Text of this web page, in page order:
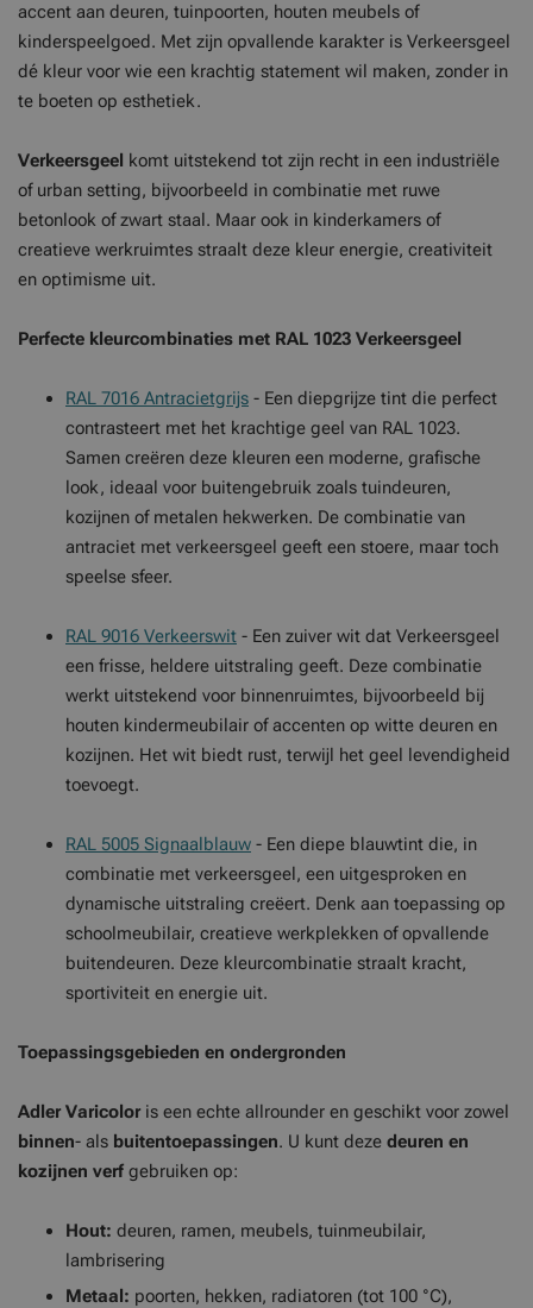
accent aan deuren, tuinpoorten, houten meubels of
kinderspeelgoed. Met zijn opvallende karakter is Verkeersgeel
dé kleur voor wie een krachtig statement wil maken, zonder in
te boeten op esthetiek.
Verkeersgeel komt uitstekend tot zijn recht in een industriële
of urban setting, bijvoorbeeld in combinatie met ruwe
betonlook of zwart staal. Maar ook in kinderkamers of
creatieve werkruimtes straalt deze kleur energie, creativiteit
en optimisme uit.
Perfecte kleurcombinaties met RAL 1023 Verkeersgeel
RAL 7016 Antracietgrijs - Een diepgrijze tint die perfect
contrasteert met het krachtige geel van RAL 1023.
Samen creëren deze kleuren een moderne, grafische
look, ideaal voor buitengebruik zoals tuindeuren,
kozijnen of metalen hekwerken. De combinatie van
antraciet met verkeersgeel geeft een stoere, maar toch
speelse sfeer.
RAL 9016 Verkeerswit - Een zuiver wit dat Verkeersgeel
een frisse, heldere uitstraling geeft. Deze combinatie
werkt uitstekend voor binnenruimtes, bijvoorbeeld bij
houten kindermeubilair of accenten op witte deuren en
kozijnen. Het wit biedt rust, terwijl het geel levendigheid
toevoegt.
RAL 5005 Signaalblauw - Een diepe blauwtint die, in
combinatie met verkeersgeel, een uitgesproken en
dynamische uitstraling creëert. Denk aan toepassing op
schoolmeubilair, creatieve werkplekken of opvallende
buitendeuren. Deze kleurcombinatie straalt kracht,
sportiviteit en energie uit.
Toepassingsgebieden en ondergronden
Adler Varicolor is een echte allrounder en geschikt voor zowel
binnen- als buitentoepassingen. U kunt deze deuren en
kozijnen verf gebruiken op:
Hout: deuren, ramen, meubels, tuinmeubilair,
lambrisering
Metaal: poorten, hekken, radiatoren (tot 100 °C),